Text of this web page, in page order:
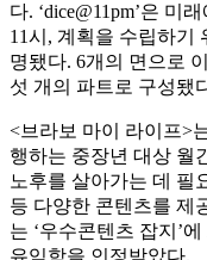
다. ‘dice@11pm’은 미
11시, 계획을 수립하기
명됐다. 6개의 면으로
섯 개의 파트로 구성됐
<브라보 마이 라이프>
행하는 중장년 대상 월
노후를 살아가는 데 필
등 다양한 콘텐츠를 제
는 ‘우수콘텐츠 잡지’